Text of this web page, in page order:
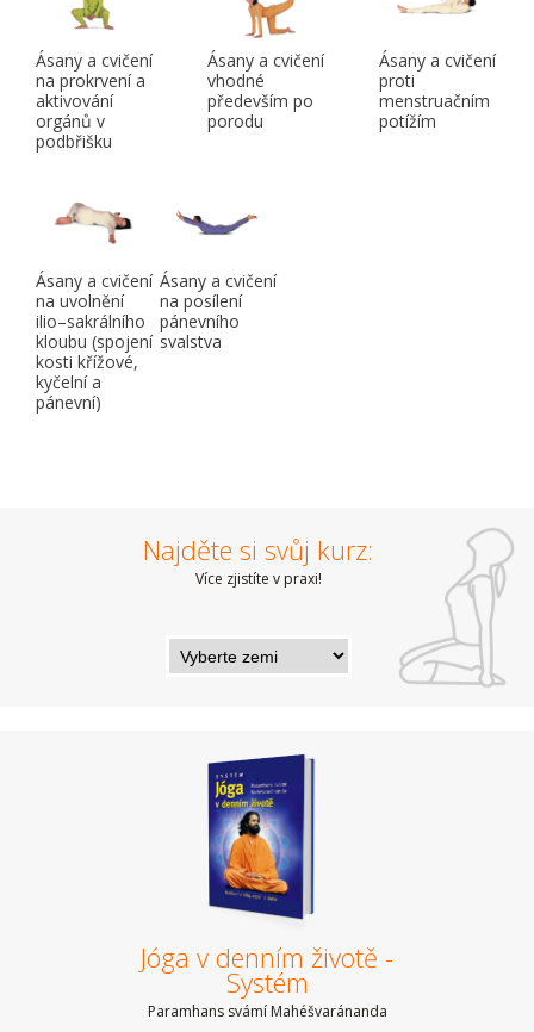
Ásany a cvičení
na prokrvení a
aktivování
orgánů v
podbřišku
Ásany a cvičení
vhodné
především po
porodu
Ásany a cvičení
proti
menstruačním
potížím
Ásany a cvičení
na uvolnění
ilio–sakrálního
kloubu (spojení
kosti křížové,
kyčelní a
pánevní)
Ásany a cvičení
na posílení
pánevního
svalstva
Najděte si svůj kurz:
Více zjistíte v praxi!
Jóga v denním životě -
Systém
Paramhans svámí Mahéšvaránanda